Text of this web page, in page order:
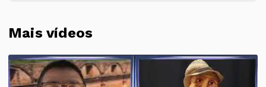
Mais vídeos